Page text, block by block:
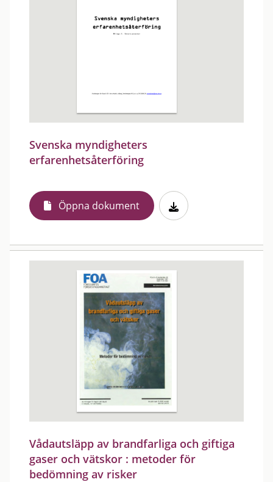
Svenska myndigheters
erfarenhetsåterföring
Öppna dokument
Vådautsläpp av brandfarliga och giftiga
gaser och vätskor : metoder för
bedömning av risker